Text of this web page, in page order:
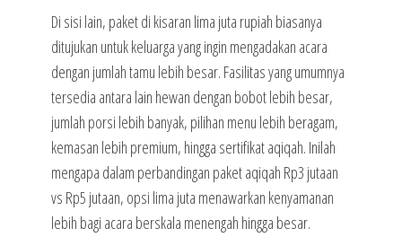
Di sisi lain, paket di kisaran lima juta rupiah biasanya
ditujukan untuk keluarga yang ingin mengadakan acara
dengan jumlah tamu lebih besar. Fasilitas yang umumnya
tersedia antara lain hewan dengan bobot lebih besar,
jumlah porsi lebih banyak, pilihan menu lebih beragam,
kemasan lebih premium, hingga sertifikat aqiqah. Inilah
mengapa dalam perbandingan paket aqiqah Rp3 jutaan
vs Rp5 jutaan, opsi lima juta menawarkan kenyamanan
lebih bagi acara berskala menengah hingga besar.